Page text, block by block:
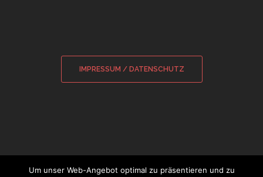
IMPRESSUM / DATENSCHUTZ
Um unser Web-Angebot optimal zu präsentieren und zu